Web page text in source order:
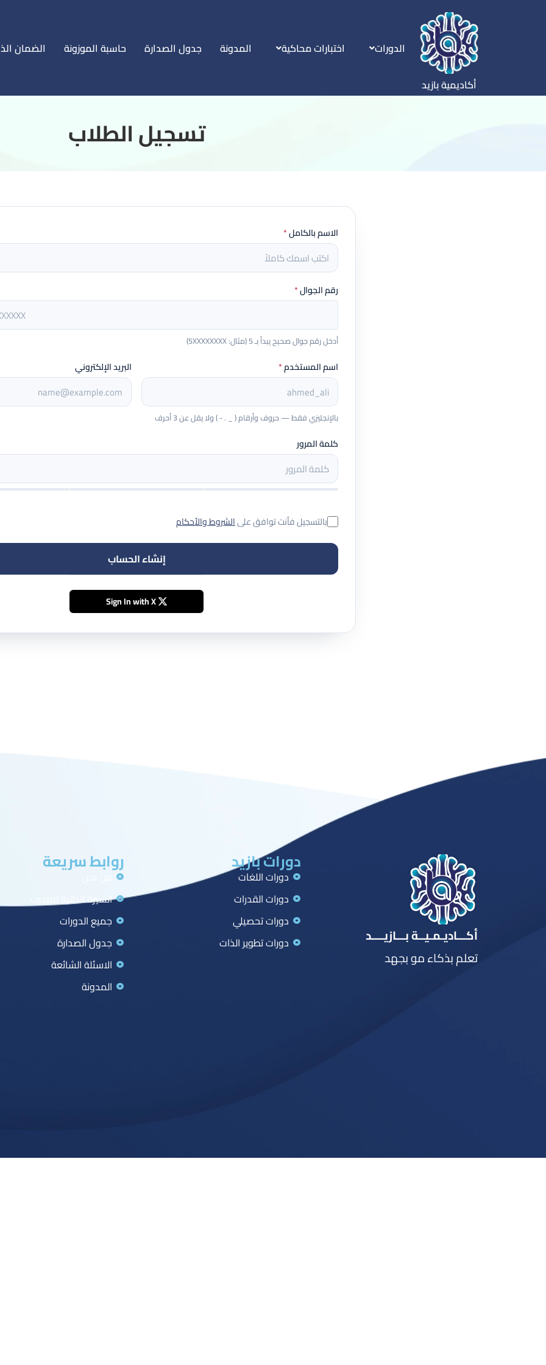
أكاديمية بازيد
الدورات اختبارات محاكية المدونة جدول الصدارة حاسبة الموزونة الضمان
‏تسجيل الطلاب
الاسم بالكامل*
رقم الجوال*
أدخل رقم جوال صحيح يبدأ بـ 5 (مثال: 5XXXXXXXX)
اسم المستخدم*
بالإنجليزي فقط — حروف وأرقام ( _ . - ) ولا يقل عن 3 أحرف
البريد الإلكتروني
كلمة المرور
بالتسجيل فأنت توافق علىالشروط والأحكام
إنشاء الحساب
Sign In with X
أكـــاديـمـيــة بـــازيــــد
تعلم بذكاء مو بجهد
دورات بازيد
دورات اللغات
دورات القدرات
دورات تحصيلي
دورات تطوير الذات
روابط سريعة
السيرة الذاتية للمدرب
جميع الدورات
جدول الصدارة
الاسئلة الشائعة
المدونة